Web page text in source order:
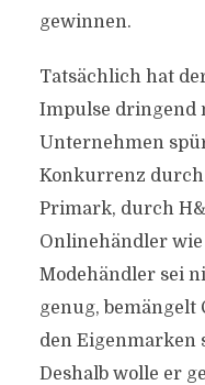
gewinnen.
Tatsächlich hat
Impulse dringend
Unternehmen
Konkurrenz
Primark, durch
Onlinehändler
Modehändler sei
genug, bemängelt
den Eigenmarken
Deshalb wolle er